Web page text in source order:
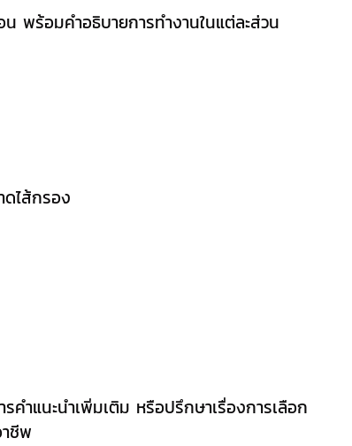
พร้อมคำอธิบายการทำงานในแต่ละส่วน
ไส้กรอง
แนะนำเพิ่มเติม หรือปรึกษาเรื่องการเลือก
ชีพ